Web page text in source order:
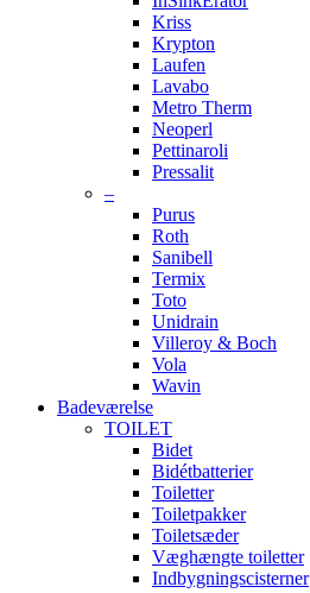
Kriss
Krypton
Laufen
Lavabo
Metro Therm
Neoperl
Pettinaroli
Pressalit
–
Purus
Roth
Sanibell
Termix
Toto
Unidrain
Villeroy & Boch
Vola
Wavin
Badeværelse
TOILET
Bidet
Bidétbatterier
Toiletter
Toiletpakker
Toiletsæder
Væghængte toiletter
Indbygningscisterner